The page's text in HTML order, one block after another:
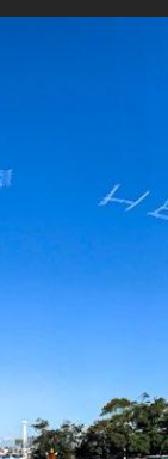
旅外國人急難
消保及性平諮
世代的繁榮